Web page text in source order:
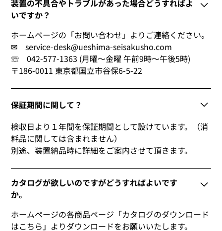
装置の不具合やトラブルがあった場合どうすればよ
いですか？
ホームページの「お問い合わせ」よりご連絡ください。
✉ service-desk@ueshima-seisakusho.com
☏ 042-577-1363 (月曜～金曜 午前9時～午後5時)
〒186-0011 東京都国立市谷保6-5-22
保証期間に関して？
検収日より１年間を保証期間として設けています。（消
耗品に関しては含まれません）
別途、装置納品時に詳細をご案内させて頂きます。
カタログが欲しいのですがどうすればよいです
か。
ホームページの各商品ページ「カタログのダウンロード
はこちら」よりダウンロードをお願いいたします。